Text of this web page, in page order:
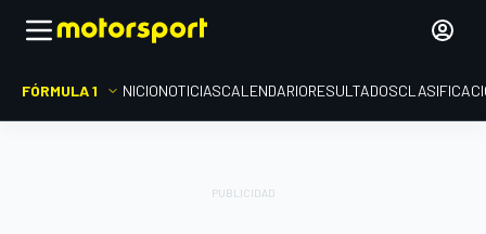
FÓRMULA 1 INICIONOTICIASCALENDARIORESULTADOS